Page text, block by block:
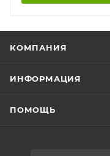
КОМПАНИЯ
ИНФОРМАЦИЯ
ПОМОЩЬ